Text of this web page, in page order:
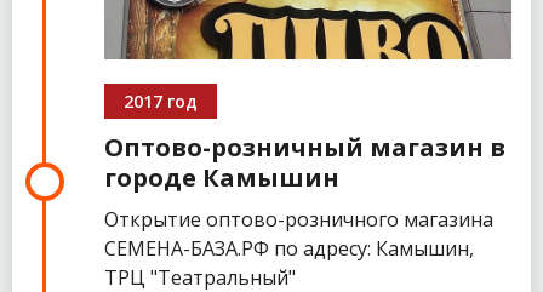
2017 год
Оптово-розничный магазин в
городе Камышин
Открытие оптово-розничного магазина
СЕМЕНА-БАЗА.РФ по адресу: Камышин,
ТРЦ "Театральный"